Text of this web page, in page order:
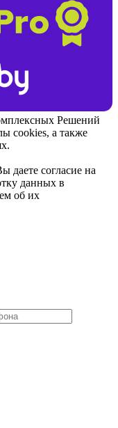
Решений
cookies, а также
даете согласие на
данных в
об их